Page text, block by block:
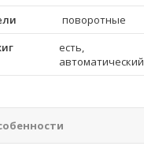
поворотные
есть,
автоматический